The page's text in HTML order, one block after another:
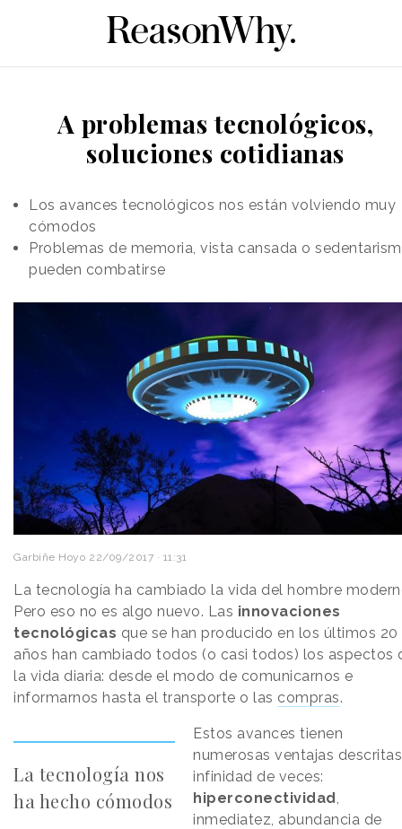
A problemas tecnológicos,
soluciones cotidianas
Los avances tecnológicos nos están volviendo muy
cómodos
Problemas de memoria, vista cansada o
pueden combatirse
Garbiñe Hoyo 22/09/2017 · 11:31
La tecnología ha cambiado la vida del hombre
Pero eso no es algo nuevo. Las innovaciones
tecnológicas que se han producido en los últimos 20
años han cambiado todos (o casi todos) los aspectos
la vida diaria: desde el modo de comunicarnos e
informarnos hasta el transporte o las compras.
La tecnología nos
ha hecho cómodos
Estos avances tienen
numerosas ventajas descritas
infinidad de veces:
hiperconectividad,
inmediatez, abundancia de